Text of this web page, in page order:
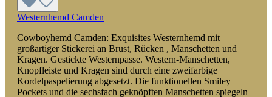
Westernhemd Camden
Cowboyhemd Camden: Exquisites Westernhemd mit
großartiger Stickerei an Brust, Rücken , Manschetten und
Kragen. Gestickte Westernpasse. Western-Manschetten,
Knopfleiste und Kragen sind durch eine zweifarbige
Kordelpaspelierung abgesetzt. Die funktionellen Smiley
Pockets und die sechsfach geknöpften Manschetten spiegeln